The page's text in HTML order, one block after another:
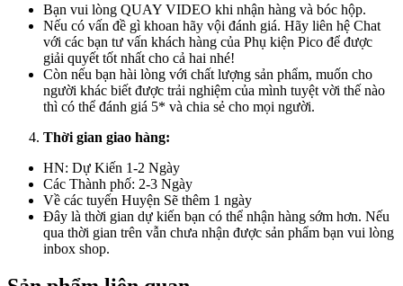
Bạn vui lòng QUAY VIDEO khi nhận hàng và bóc hộp.
Nếu có vấn đề gì khoan hãy vội đánh giá. Hãy liên hệ Chat
với các bạn tư vấn khách hàng của Phụ kiện Pico để được
giải quyết tốt nhất cho cả hai nhé!
Còn nếu bạn hài lòng với chất lượng sản phẩm, muốn cho
người khác biết được trải nghiệm của mình tuyệt vời thế nào
thì có thể đánh giá 5* và chia sẻ cho mọi người.
Thời gian giao hàng:
HN: Dự Kiến 1-2 Ngày
Các Thành phố: 2-3 Ngày
Về các tuyến Huyện Sẽ thêm 1 ngày
Đây là thời gian dự kiến bạn có thể nhận hàng sớm hơn. Nếu
qua thời gian trên vẫn chưa nhận được sản phẩm bạn vui lòng
inbox shop.